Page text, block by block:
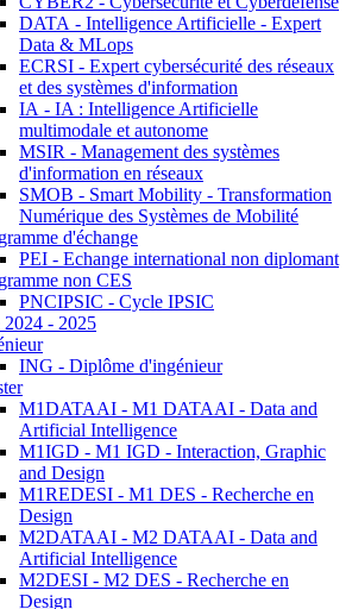
DATA - Intelligence Artificielle - Expert
Data & MLops
ECRSI - Expert cybersécurité des réseaux
et des systèmes d'information
IA - IA : Intelligence Artificielle
multimodale et autonome
MSIR - Management des systèmes
d'information en réseaux
SMOB - Smart Mobility - Transformation
Numérique des Systèmes de Mobilité
d'échange
PEI - Echange international non diplomant
non CES
PNCIPSIC - Cycle IPSIC
2024 - 2025
ING - Diplôme d'ingénieur
M1DATAAI - M1 DATAAI - Data and
Artificial Intelligence
M1IGD - M1 IGD - Interaction, Graphic
and Design
M1REDESI - M1 DES - Recherche en
Design
M2DATAAI - M2 DATAAI - Data and
Artificial Intelligence
M2DESI - M2 DES - Recherche en
Design